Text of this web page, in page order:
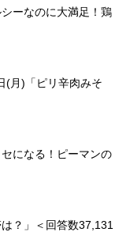
シーなのに大満足！鶏
(月)「ピリ辛肉みそ
セになる！ピーマンの
？」＜回答数37,131